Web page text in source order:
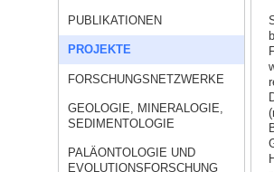
PUBLIKATIONEN
PROJEKTE
FORSCHUNGSNETZWERKE
GEOLOGIE, MINERALOGIE,
SEDIMENTOLOGIE
PALÄONTOLOGIE UND
EVOLUTIONSFORSCHUNG